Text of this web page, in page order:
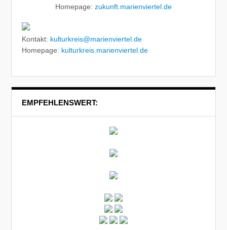
Homepage: zukunft.marienviertel.de
Kontakt: kulturkreis@marienviertel.de
Homepage: kulturkreis.marienviertel.de
EMPFEHLENSWERT: